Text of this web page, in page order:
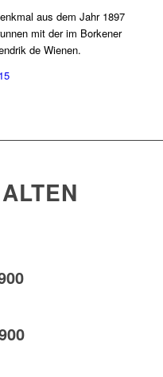
aus dem Jahr 1897
mit der im Borkener
de Wienen.
B